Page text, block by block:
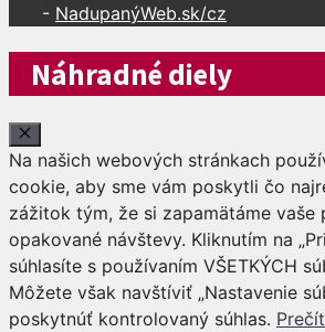
- NadupanýWeb.sk/cz
Náhradné diely
Close
Na našich webových stránkach
cookie, aby sme vám poskytli čo
zážitok tým, že si zapamätáme vaše
opakované návštevy. Kliknutím na
súhlasíte s používaním VŠETKÝCH
Môžete však navštíviť „Nastavenie
poskytnúť kontrolovaný súhlas.